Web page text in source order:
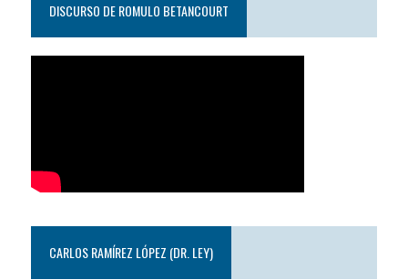
DISCURSO DE ROMULO BETANCOURT
CARLOS RAMÍREZ LÓPEZ (DR. LEY)